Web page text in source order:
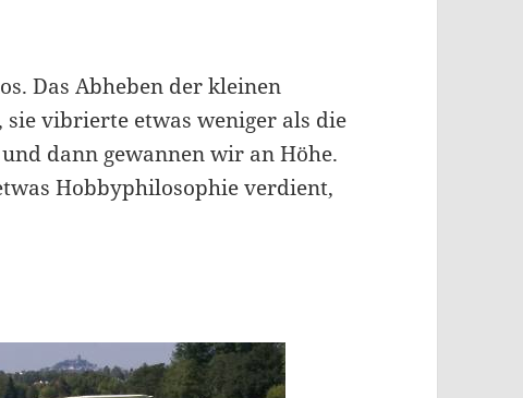
Das Abheben der kleinen
vibrierte etwas weniger als die
dann gewannen wir an Höhe.
Hobbyphilosophie verdient,